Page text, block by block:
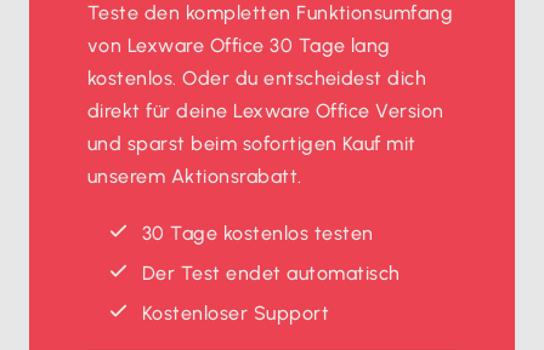
Teste den kompletten Funktionsumfang
von Lexware Office 30 Tage lang
kostenlos. Oder du entscheidest dich
direkt für deine Lexware Office Version
und sparst beim sofortigen Kauf mit
unserem Aktionsrabatt.
30 Tage kostenlos testen
Der Test endet automatisch
Kostenloser Support